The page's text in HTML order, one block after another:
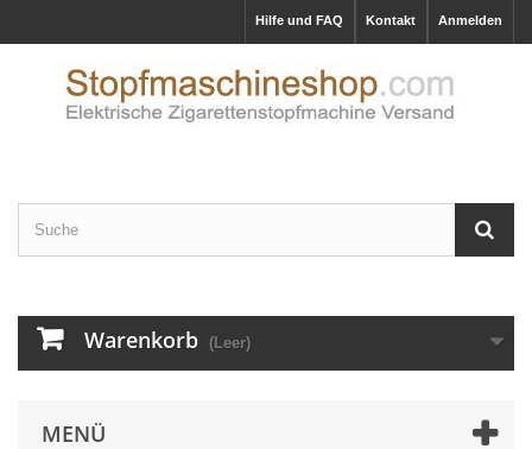
Anmelden
Kontakt
Hilfe und FAQ
Warenkorb (Leer)
MENÜ